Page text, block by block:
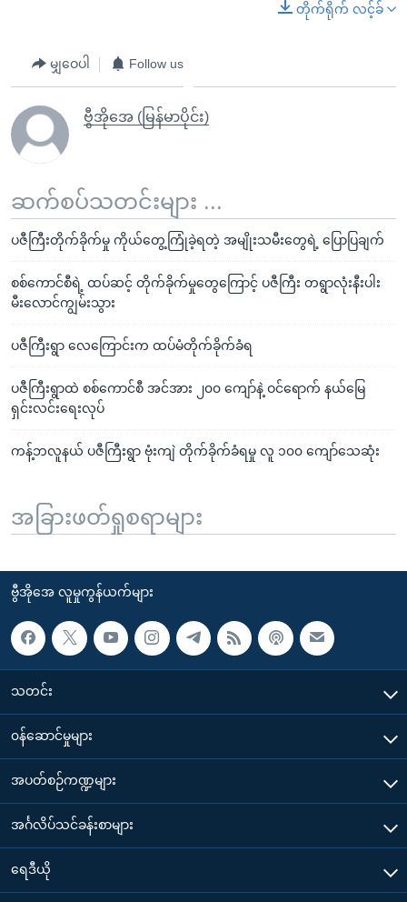
တိုက်ရိုက် လင့်ခ်
မျှဝေပါ Follow us
ဗွီအိုအေ (မြန်မာပိုင်း)
ဆက်စပ်သတင်းများ ...
ပဇီကြီးတိုက်ခိုက်မှု ကိုယ်တွေ့ကြုံခဲ့ရတဲ့ အမျိုးသမီးတွေရဲ့ ပြောပြချက်
စစ်ကောင်စီရဲ့ ထပ်ဆင့် တိုက်ခိုက်မှုတွေကြောင့် ပဇီကြီး တရွာလုံးနီးပါး
မီးလောင်ကျွမ်းသွား
ပဇီကြီးရွာ လေကြောင်းက ထပ်မံတိုက်ခိုက်ခံရ
ပဇီကြီးရွာထဲ စစ်ကောင်စီ အင်အား ၂၀၀ ကျော်နဲ့ ဝင်ရောက် နယ်မြေ
ရှင်းလင်းရေးလုပ်
ကန့်ဘလူနယ် ပဇီကြီးရွာ ဗုံးကျဲ တိုက်ခိုက်ခံရမှု လူ ၁၀၀ ကျော်သေဆုံး
အခြားဖတ်ရှုစရာများ
ဗွီအိုအေ လူမှုကွန်ယက်များ
သတင်း
၀န်ဆောင်မှုများ
အပတ်စဉ်ကဏ္ဍများ
အင်္ဂလိပ်သင်ခန်းစာများ
ရေဒီယို